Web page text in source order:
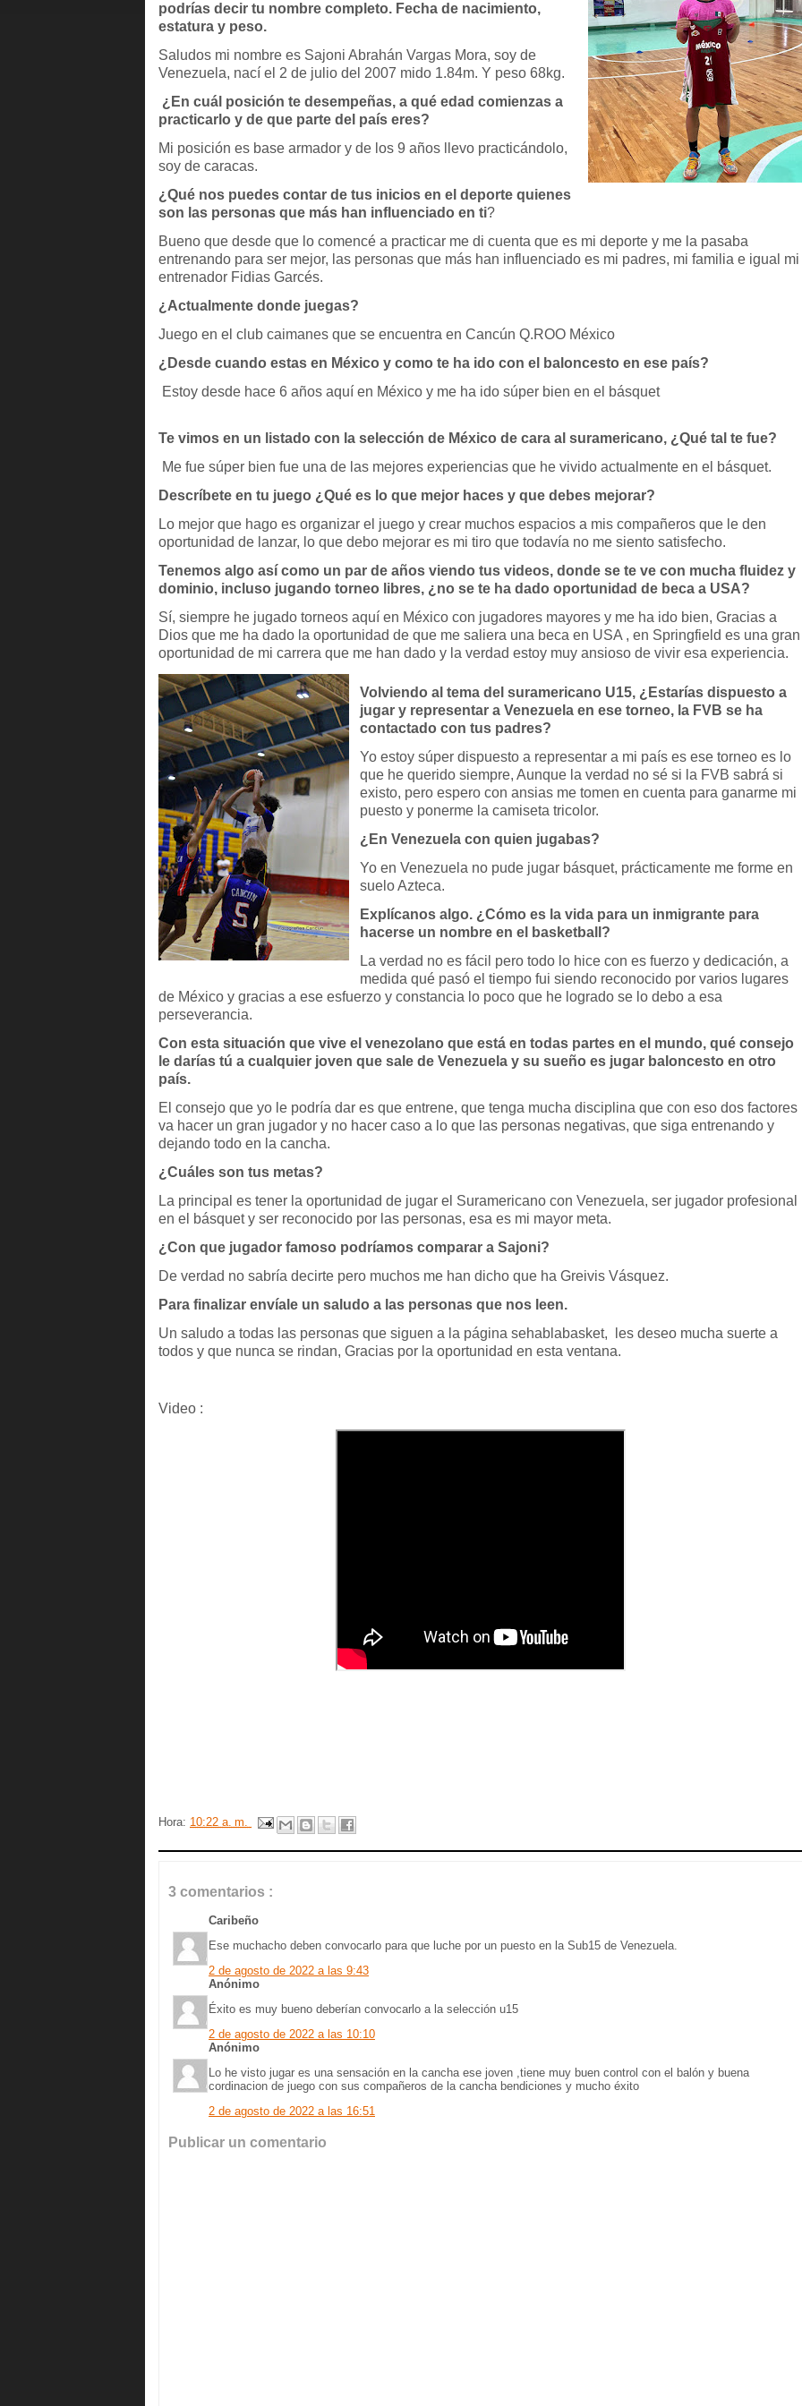
podrías decir tu nombre completo. Fecha de nacimiento,
estatura y peso.
Saludos mi nombre es Sajoni Abrahán Vargas Mora, soy de
Venezuela, nací el 2 de julio del 2007 mido 1.84m. Y peso 68kg.
¿En cuál posición te desempeñas, a qué edad comienzas a
practicarlo y de que parte del país eres?
Mi posición es base armador y de los 9 años llevo practicándolo,
soy de caracas.
¿Qué nos puedes contar de tus inicios en el deporte quienes
son las personas que más han influenciado en ti?
Bueno que desde que lo comencé a practicar me di cuenta que es mi deporte y me la pasaba
entrenando para ser mejor, las personas que más han influenciado es mi padres, mi familia e igual mi
entrenador Fidias Garcés.
¿Actualmente donde juegas?
Juego en el club caimanes que se encuentra en Cancún Q.ROO México
¿Desde cuando estas en México y como te ha ido con el baloncesto en ese país?
Estoy desde hace 6 años aquí en México y me ha ido súper bien en el básquet
Te vimos en un listado con la selección de México de cara al suramericano, ¿Qué tal te fue?
Me fue súper bien fue una de las mejores experiencias que he vivido actualmente en el básquet.
Descríbete en tu juego ¿Qué es lo que mejor haces y que debes mejorar?
Lo mejor que hago es organizar el juego y crear muchos espacios a mis compañeros que le den
oportunidad de lanzar, lo que debo mejorar es mi tiro que todavía no me siento satisfecho.
Tenemos algo así como un par de años viendo tus videos, donde se te ve con mucha fluidez y
dominio, incluso jugando torneo libres, ¿no se te ha dado oportunidad de beca a USA?
Sí, siempre he jugado torneos aquí en México con jugadores mayores y me ha ido bien, Gracias a
Dios que me ha dado la oportunidad de que me saliera una beca en USA , en Springfield es una gran
oportunidad de mi carrera que me han dado y la verdad estoy muy ansioso de vivir esa experiencia.
Volviendo al tema del suramericano U15, ¿Estarías dispuesto a
jugar y representar a Venezuela en ese torneo, la FVB se ha
contactado con tus padres?
Yo estoy súper dispuesto a representar a mi país es ese torneo es lo
que he querido siempre, Aunque la verdad no sé si la FVB sabrá si
existo, pero espero con ansias me tomen en cuenta para ganarme mi
puesto y ponerme la camiseta tricolor.
¿En Venezuela con quien jugabas?
Yo en Venezuela no pude jugar básquet, prácticamente me forme en
suelo Azteca.
Explícanos algo. ¿Cómo es la vida para un inmigrante para
hacerse un nombre en el basketball?
La verdad no es fácil pero todo lo hice con es fuerzo y dedicación, a
medida qué pasó el tiempo fui siendo reconocido por varios lugares
de México y gracias a ese esfuerzo y constancia lo poco que he logrado se lo debo a esa
perseverancia.
Con esta situación que vive el venezolano que está en todas partes en el mundo, qué consejo
le darías tú a cualquier joven que sale de Venezuela y su sueño es jugar baloncesto en otro
país.
El consejo que yo le podría dar es que entrene, que tenga mucha disciplina que con eso dos factores
va hacer un gran jugador y no hacer caso a lo que las personas negativas, que siga entrenando y
dejando todo en la cancha.
¿Cuáles son tus metas?
La principal es tener la oportunidad de jugar el Suramericano con Venezuela, ser jugador profesional
en el básquet y ser reconocido por las personas, esa es mi mayor meta.
¿Con que jugador famoso podríamos comparar a Sajoni?
De verdad no sabría decirte pero muchos me han dicho que ha Greivis Vásquez.
Para finalizar envíale un saludo a las personas que nos leen.
Un saludo a todas las personas que siguen a la página sehablabasket, les deseo mucha suerte a
todos y que nunca se rindan, Gracias por la oportunidad en esta ventana.
Video :
Hora: 10:22 a. m.
3 comentarios :
Caribeño
Ese muchacho deben convocarlo para que luche por un puesto en la Sub15 de Venezuela.
2 de agosto de 2022 a las 9:43
Anónimo
Éxito es muy bueno deberían convocarlo a la selección u15
2 de agosto de 2022 a las 10:10
Anónimo
Lo he visto jugar es una sensación en la cancha ese joven ,tiene muy buen control con el balón y buena
cordinacion de juego con sus compañeros de la cancha bendiciones y mucho éxito
2 de agosto de 2022 a las 16:51
Publicar un comentario